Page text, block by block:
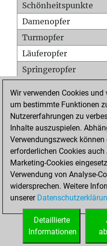
Schönheitspunkte
Damenopfer
Turmopfer
Läuferopfer
Springeropfer
Matt auf vollem Brett
Bauer setzt Matt
Erstickte Matts
Unterverwandlungen
Türme auf der siebten
STARTSEITE
Wir verwenden Cookies
um bestimmte Funktionen
Nutzererfahrungen zu
Inhalte auszuspielen.
Verwendungszweck
erforderlichen Cookies
Marketing-Cookies
Verwendung von Analyse-
widersprechen. Weitere
unserer
Detaillierte
Informationen